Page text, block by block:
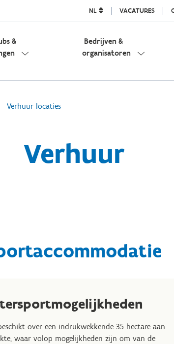
NL VACATURES
&
Bedrijven &
organisatoren
Verhuur locaties
Verhuur
over een indrukwekkende 35 hectare aan
waar volop mogelijkheden zijn om van de